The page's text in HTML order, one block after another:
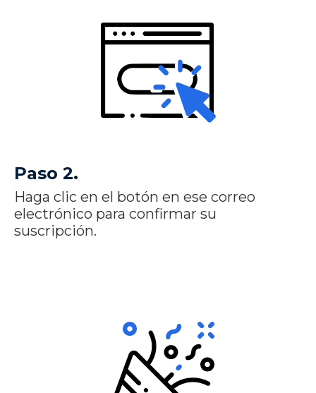
Paso 2.
Haga clic en el botón en ese correo
electrónico para confirmar su
suscripción.